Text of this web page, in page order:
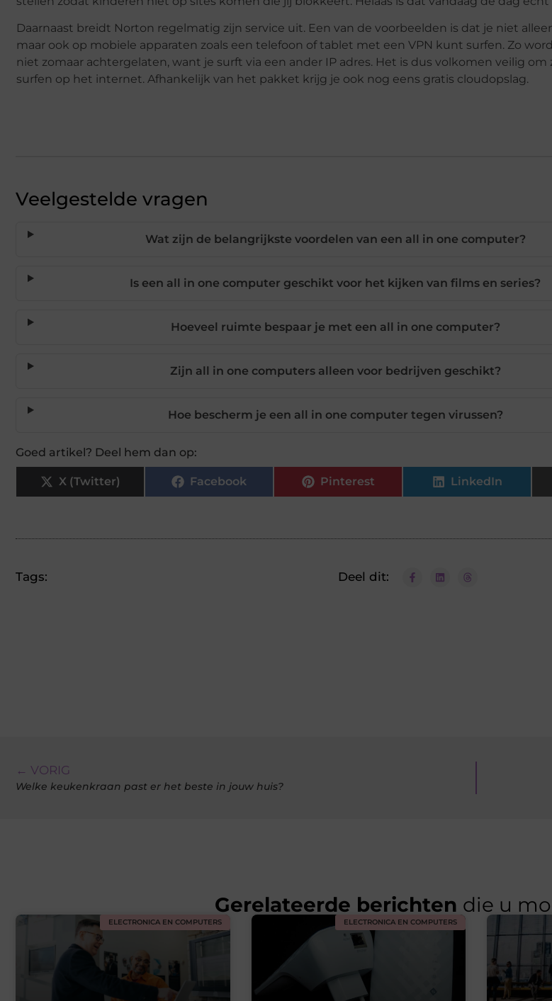
Daarnaast breidt Norton regelmatig zijn service uit. Een van de voorbeelden is dat je niet
maar ook op mobiele apparaten zoals een telefoon of tablet met een VPN kunt surfen. Zo
niet zomaar achtergelaten, want je surft via een ander IP adres. Het is dus volkomen veilig om
surfen op het internet. Afhankelijk van het pakket krijg je ook nog eens gratis cloudopslag.
Veelgestelde vragen
Wat zijn de belangrijkste voordelen van een all in one computer?
Is een all in one computer geschikt voor het kijken van films en series?
Hoeveel ruimte bespaar je met een all in one computer?
Zijn all in one computers alleen voor bedrijven geschikt?
Hoe bescherm je een all in one computer tegen virussen?
Goed artikel? Deel hem dan op:
X (Twitter) Facebook Pinterest LinkedIn
Tags: Deel dit:
← VORIG
Welke keukenkraan past er het beste in jouw huis?
Gerelateerde berichten die u
ELECTRONICA EN COMPUTERS ELECTRONICA EN COMPUTERS